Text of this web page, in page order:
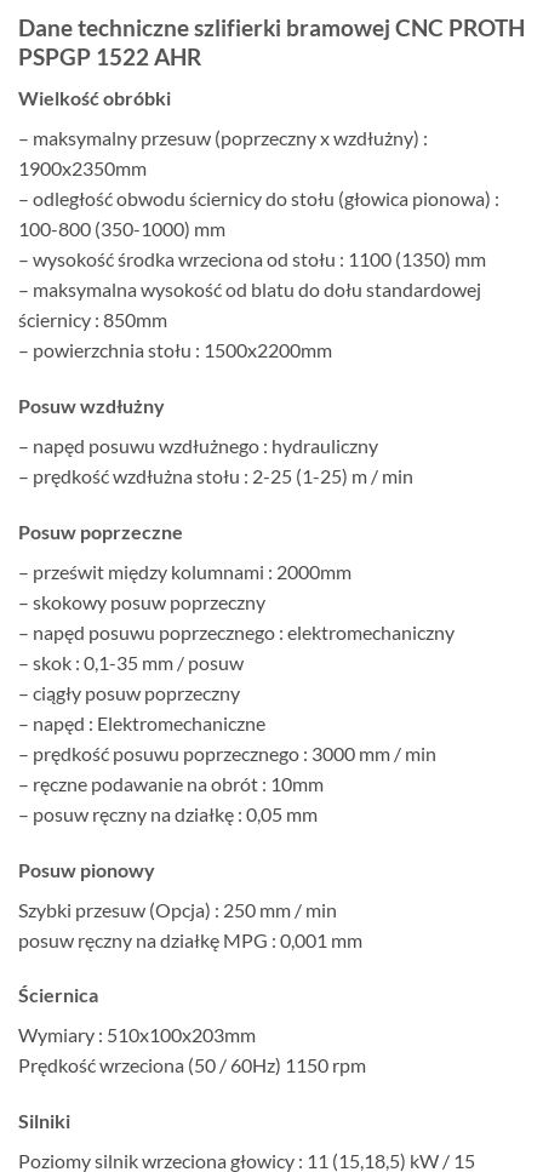
Dane techniczne szlifierki bramowej CNC PROTH
PSPGP 1522 AHR
Wielkość obróbki
– maksymalny przesuw (poprzeczny x wzdłużny) :
1900x2350mm
– odległość obwodu ściernicy do stołu (głowica pionowa) :
100-800 (350-1000) mm
– wysokość środka wrzeciona od stołu : 1100 (1350) mm
– maksymalna wysokość od blatu do dołu standardowej
ściernicy : 850mm
– powierzchnia stołu : 1500x2200mm
Posuw wzdłużny
– napęd posuwu wzdłużnego : hydrauliczny
– prędkość wzdłużna stołu : 2-25 (1-25) m / min
Posuw poprzeczne
– prześwit między kolumnami : 2000mm
– skokowy posuw poprzeczny
– napęd posuwu poprzecznego : elektromechaniczny
– skok : 0,1-35 mm / posuw
– ciągły posuw poprzeczny
– napęd : Elektromechaniczne
– prędkość posuwu poprzecznego : 3000 mm / min
– ręczne podawanie na obrót : 10mm
– posuw ręczny na działkę : 0,05 mm
Posuw pionowy
Szybki przesuw (Opcja) : 250 mm / min
posuw ręczny na działkę MPG : 0,001 mm
Ściernica
Wymiary : 510x100x203mm
Prędkość wrzeciona (50 / 60Hz) 1150 rpm
Silniki
Poziomy silnik wrzeciona głowicy : 11 (15,18,5) kW / 15